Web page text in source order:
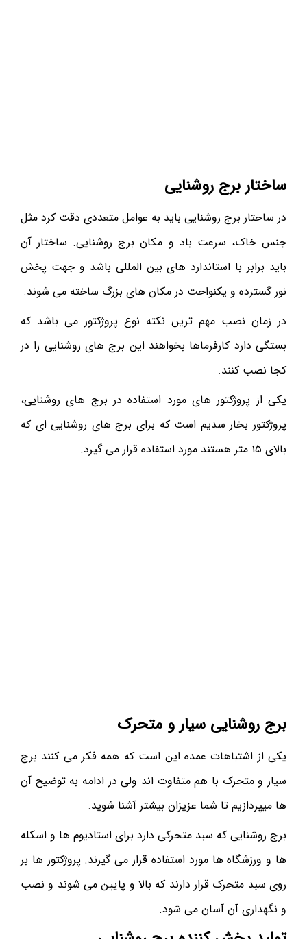
ساختار برج روشنایی
در ساختار برج روشنایی باید به عوامل متعددی دقت کرد مثل
جنس خاک، سرعت باد و مکان برج روشنایی. ساختار آن
باید برابر با استاندارد های بین المللی باشد و جهت پخش
نور گسترده و یکنواخت در مکان های بزرگ ساخته می شوند.
در زمان نصب مهم ترین نکته نوع پروژکتور می باشد که
بستگی دارد کارفرماها بخواهند این برج های روشنایی را در
کجا نصب کنند.
یکی از پروژکتور های مورد استفاده در برج های روشنایی،
پروژکتور بخار سدیم است که برای برج های روشنایی ای که
بالای ۱۵ متر هستند مورد استفاده قرار می گیرد.
برج روشنایی سیار و متحرک
یکی از اشتباهات عمده این است که همه فکر می کنند برج
سیار و متحرک با هم متفاوت اند ولی در ادامه به توضیح آن
ها میپردازیم تا شما عزیزان بیشتر آشنا شوید.
برج روشنایی که سبد متحرکی دارد برای استادیوم ها و اسکله
ها و ورزشگاه ها مورد استفاده قرار می گیرند. پروژکتور ها بر
روی سبد متحرک قرار دارند که بالا و پایین می شوند و نصب
و نگهداری آن آسان می شود.